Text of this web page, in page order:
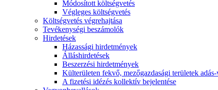
Módosított költségvetés
Végleges költségvetés
Költségvetés végrehajtása
Tevékenységi beszámolók
Hirdetések
Házassági hirdetmények
Álláshirdetések
Beszerzési hirdetmények
Külterületen fekvő, mezőgazdasági területek
A fizetési idézés kollektív bejelentése